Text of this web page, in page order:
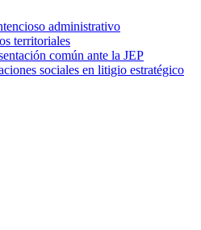
administrativo
territoriales
común ante la JEP
sociales en litigio estratégico